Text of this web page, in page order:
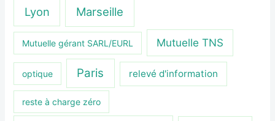
Lyon Marseille
Mutuelle gérant SARL/EURL Mutuelle TNS
optique Paris relevé d'information
reste à charge zéro